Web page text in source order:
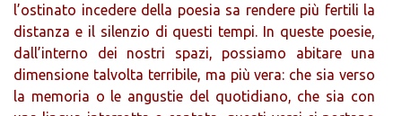
l’ostinato incedere della poesia sa rendere più fertili la
distanza e il silenzio di questi tempi. In queste poesie,
dall’interno dei nostri spazi, possiamo abitare una
dimensione talvolta terribile, ma più vera: che sia verso
la memoria o le angustie del quotidiano, che sia con